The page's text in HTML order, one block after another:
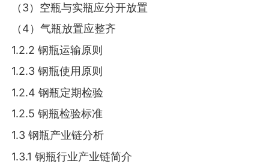
（3）空瓶与实瓶应分开放置
（4）气瓶放置应整齐
1.2.2 钢瓶运输原则
1.2.3 钢瓶使用原则
1.2.4 钢瓶定期检验
1.2.5 钢瓶检验标准
1.3 钢瓶产业链分析
1.3.1 钢瓶行业产业链简介